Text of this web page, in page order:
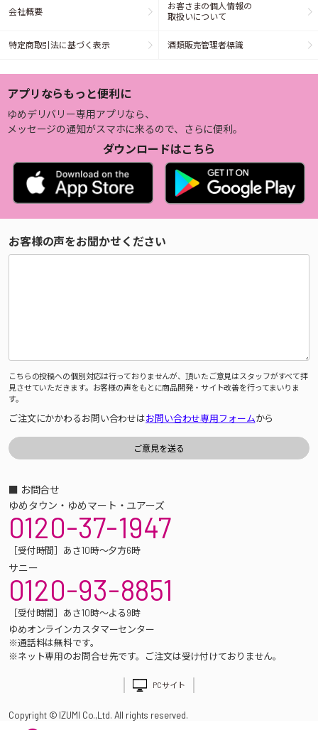
会社概要
お客さまの個人情報の
取扱いについて
特定商取引法に基づく表示 酒類販売管理者標識
アプリならもっと便利に
ゆめデリバリー専用アプリなら、
メッセージの通知がスマホに来るので、さらに便利。
ダウンロードはこちら
お客様の声をお聞かせください
こちらの投稿への個別対応は行っておりませんが、頂いたご意見はスタッフがすべて拝
見させていただきます。お客様の声をもとに商品開発・サイト改善を行ってまいりま
す。
ご注文にかかわるお問い合わせはお問い合わせ専用フォームから
■ お問合せ
ゆめタウン・ゆめマート・ユアーズ
0120-37-1947
［受付時間］あさ10時～夕方6時
サニー
0120-93-8851
［受付時間］あさ10時～よる9時
ゆめオンラインカスタマーセンター
※通話料は無料です。
※ネット専用のお問合せ先です。ご注文は受け付けておりません。
PCサイト
Copyright © IZUMI Co.,Ltd. All rights reserved.